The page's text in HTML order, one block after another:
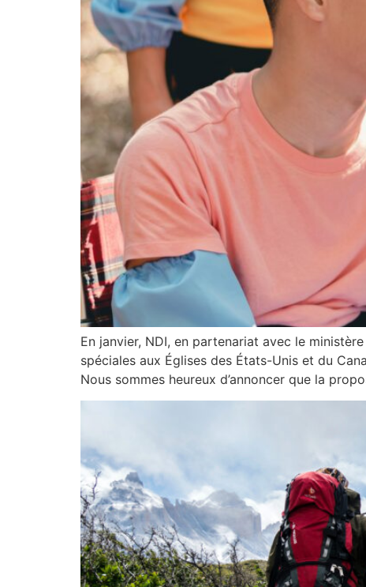
En janvier, NDI, en partenariat avec le
spéciales aux Églises des États-Unis et du
Nous sommes heureux d’annoncer que la